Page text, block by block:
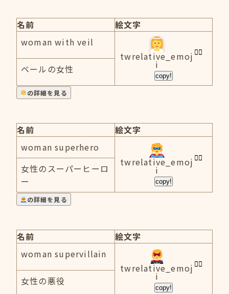
名前
絵文字
woman with veil
twrelative_emoj
i
copy!
ベールの女性
の詳細を見る
名前
絵文字
woman superhero
twrelative_emoj
i
copy!
女性のスーパーヒーロ
ー
の詳細を見る
名前
絵文字
woman supervillain
twrelative_emoj
i
copy!
女性の悪役